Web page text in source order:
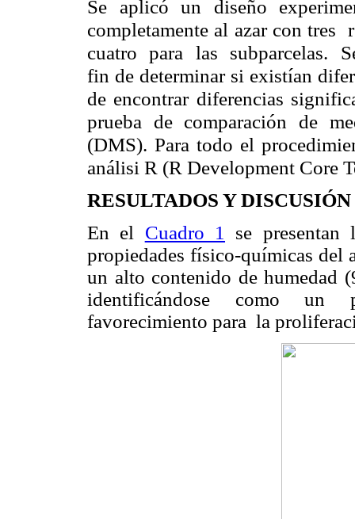
Se aplicó un diseño
completamente al azar con
cuatro para las subparcelas.
fin de determinar si existían
de encontrar diferencias
prueba de comparación de
(DMS). Para todo el
análisi R (R Development Core
RESULTADOS Y DISCUSIÓN
En el Cuadro 1
se presentan
propiedades físico-químicas del
un alto contenido de humedad
identificándose como un
favorecimiento para la